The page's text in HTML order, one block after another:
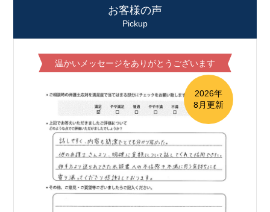
お客様の声
Pickup
温かいメッセージをありがとうございます
2026年
8月更新